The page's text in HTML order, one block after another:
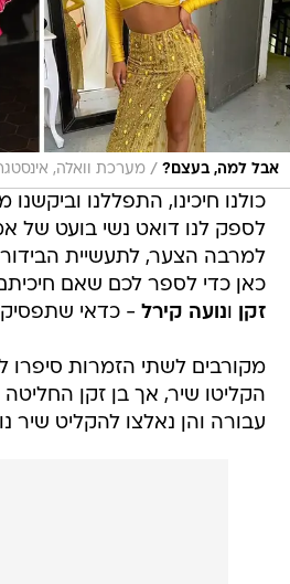
אבל למה, בעצם? / מערכת וואלה,
כולנו חיכינו, התפללנו
לספק לנו דואט נשי בועט של
למרבה הצער, לתעשיית
כאן כדי לספר לכם שאם
זקן ונועה קירל - כדאי
מקורבים לשתי הזמרות סיפרו
הקליטו שיר, אך בן זקן
עבורה והן נאלצו להקליט שיר